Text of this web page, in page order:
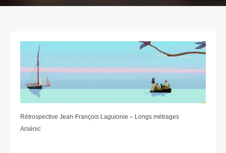
Rétrospective Jean-François Laguionie – Longs métrages
Arsénic